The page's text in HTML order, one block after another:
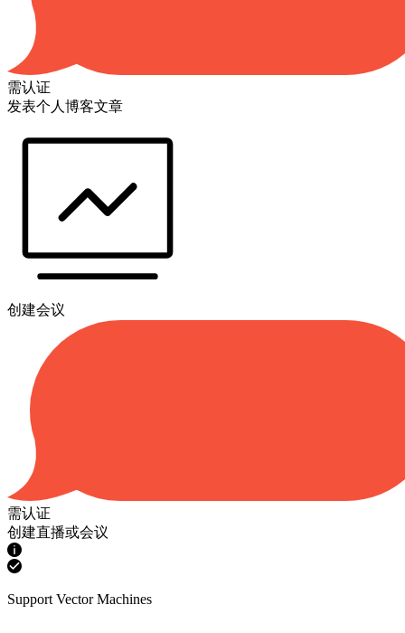
需认证
发表个人博客文章
创建会议
需认证
创建直播或会议
Support Vector Machines